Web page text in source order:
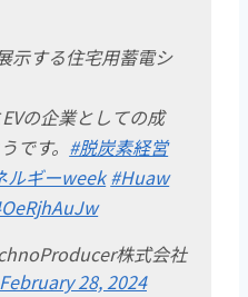
示する住宅用蓄電シ
の企業としての成
です。 #脱炭素経営
ルギーweek #Huaw
株式会社
February 28, 2024